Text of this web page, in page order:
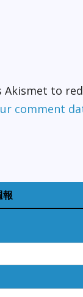
Akismet to
comment
報